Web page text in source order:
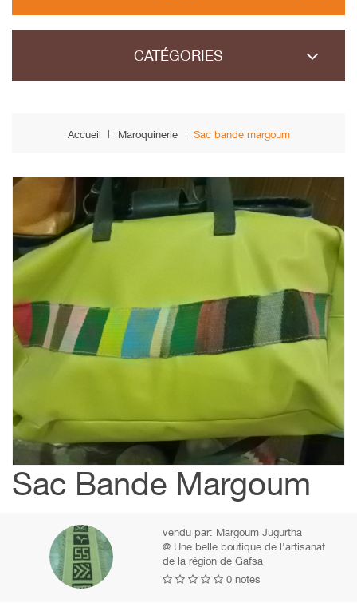
CATÉGORIES
Accueil Maroquinerie Sac bande margoum
Sac Bande Margoum
vendu par: Margoum Jugurtha
@ Une belle boutique de l'artisanat
de la région de Gafsa
0 notes